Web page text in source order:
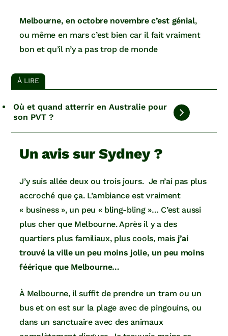
Melbourne, en octobre novembre c’est génial,
ou même en mars c’est bien car il fait vraiment
bon et qu’il n’y a pas trop de monde
À LIRE
Où et quand atterrir en Australie pour
son PVT ?
Un avis sur Sydney ?
J’y suis allée deux ou trois jours. Je n’ai pas plus
accroché que ça. L’ambiance est vraiment
« business », un peu « bling-bling »… C’est aussi
plus cher que Melbourne. Après il y a des
quartiers plus familiaux, plus cools, mais j’ai
trouvé la ville un peu moins jolie, un peu moins
féérique que Melbourne…
À Melbourne, il suffit de prendre un tram ou un
bus et on est sur la plage avec de pingouins, ou
dans un sanctuaire avec des animaux